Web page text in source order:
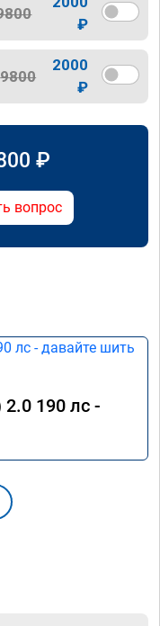
₽
9800
2000
₽
₽
вопрос
190 лс -